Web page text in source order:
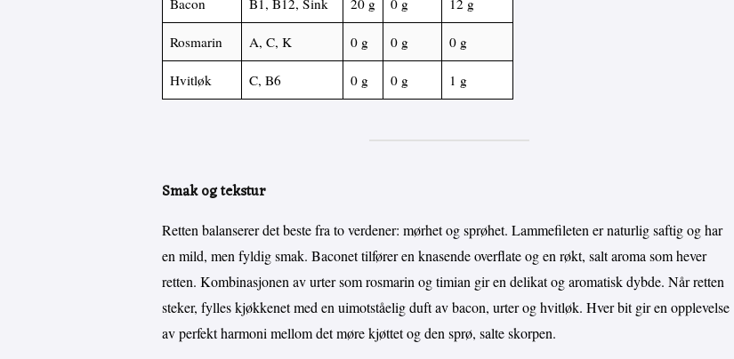
Rosmarin A, C, K 0 g 0 g 0 g
Hvitløk C, B6 0 g 0 g 1 g
Smak og tekstur
Retten balanserer det beste fra to verdener: mørhet og sprøhet. Lammefileten er naturlig saftig og har
en mild, men fyldig smak. Baconet tilfører en knasende overflate og en røkt, salt aroma som hever
retten. Kombinasjonen av urter som rosmarin og timian gir en delikat og aromatisk dybde. Når retten
steker, fylles kjøkkenet med en uimotståelig duft av bacon, urter og hvitløk. Hver bit gir en opplevelse
av perfekt harmoni mellom det møre kjøttet og den sprø, salte skorpen.